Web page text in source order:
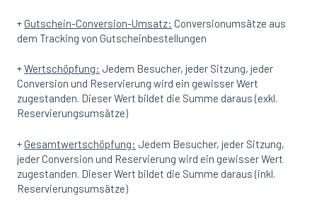
+Gutschein-Conversion-Umsatz: Conversionumsätze aus
dem Tracking von Gutscheinbestellungen
+Wertschöpfung: Jedem Besucher, jeder Sitzung, jeder
Conversion und Reservierung wird ein gewisser Wert
zugestanden. Dieser Wert bildet die Summe daraus (exkl.
Reservierungsumsätze)
+Gesamtwertschöpfung: Jedem Besucher, jeder Sitzung,
jeder Conversion und Reservierung wird ein gewisser Wert
zugestanden. Dieser Wert bildet die Summe daraus (inkl.
Reservierungsumsätze)